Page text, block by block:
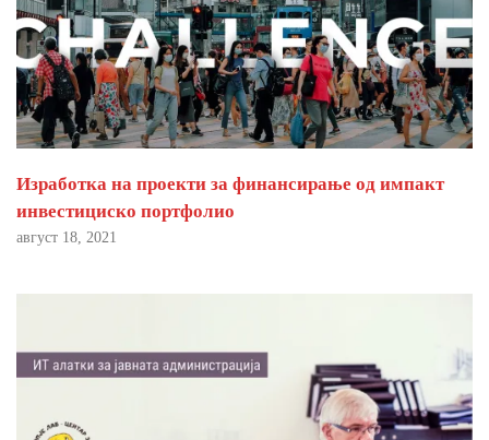
Изработка на проекти за финансирање од импакт
инвестициско портфолио
август 18, 2021